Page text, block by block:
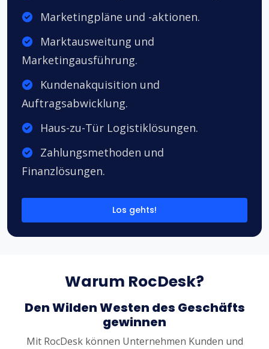
Marketingpläne und -aktionen.
Marktausweitung und
Marketingausführung.
Kundenakquisition und
Auftragsabwicklung.
Haus-zu-Tür Logistiklösungen.
Zahlungsmethoden und
Finanzlösungen.
Los gehts!
Warum RocDesk?
Den Wilden Westen des Geschäfts
gewinnen
Mit RocDesk können Unternehmen Kunden und